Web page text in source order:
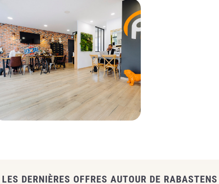
LES DERNIÈRES OFFRES AUTOUR DE RABASTENS